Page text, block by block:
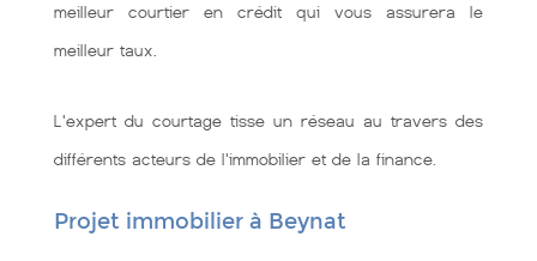
meilleur courtier en crédit qui vous assurera le
meilleur taux.
L'expert du courtage tisse un réseau au travers des
différents acteurs de l'immobilier et de la finance.
Projet immobilier à Beynat